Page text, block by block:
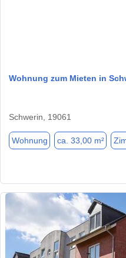
Wohnung zum Mieten in
Schwerin, 19061
Wohnung ca. 33,00 m²